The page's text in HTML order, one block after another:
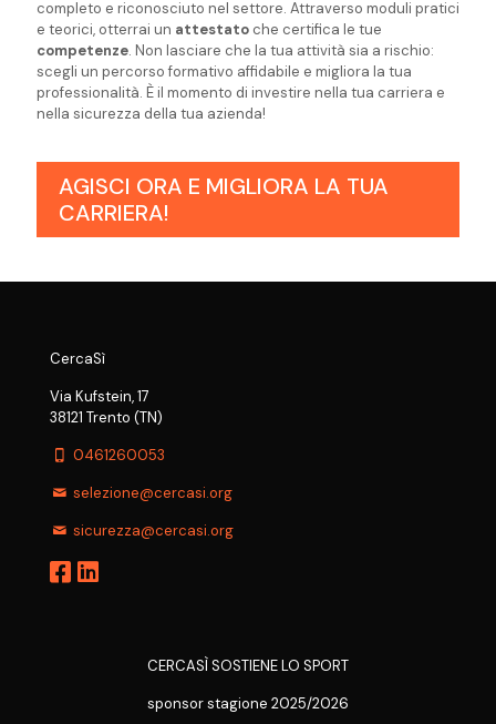
completo e riconosciuto nel settore. Attraverso moduli pratici
e teorici, otterrai un attestato che certifica le tue
competenze. Non lasciare che la tua attività sia a rischio:
scegli un percorso formativo affidabile e migliora la tua
professionalità. È il momento di investire nella tua carriera e
nella sicurezza della tua azienda!
AGISCI ORA E MIGLIORA LA TUA
CARRIERA!
CercaSì
Via Kufstein, 17
38121 Trento (TN)
0461260053
selezione@cercasi.org
sicurezza@cercasi.org
CERCASÌ SOSTIENE LO SPORT
sponsor stagione 2025/2026